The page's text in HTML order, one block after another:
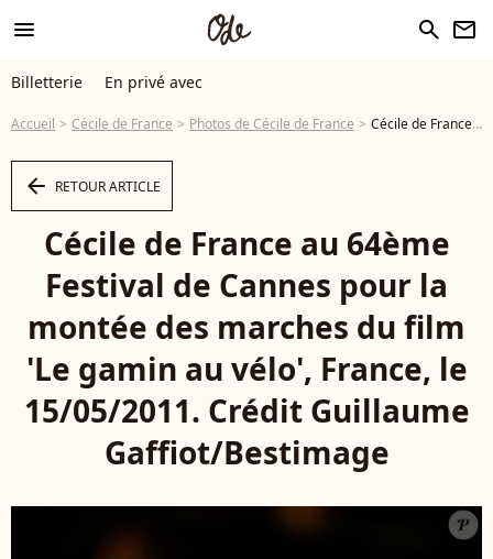
menu search newsletter
Billetterie En privé avec
Accueil Cécile de France Photos de Cécile de France Cécile de France au 64ème Festival de Cannes pour la montée des marches du film 'Le gamin au vélo', France, le 15/05/2011. Crédit Guillaume Gaffiot/Bestimage - Photo
arrow_left RETOUR ARTICLE
Cécile de France au 64ème
Festival de Cannes pour la
montée des marches du film
'Le gamin au vélo', France, le
15/05/2011. Crédit Guillaume
Gaffiot/Bestimage